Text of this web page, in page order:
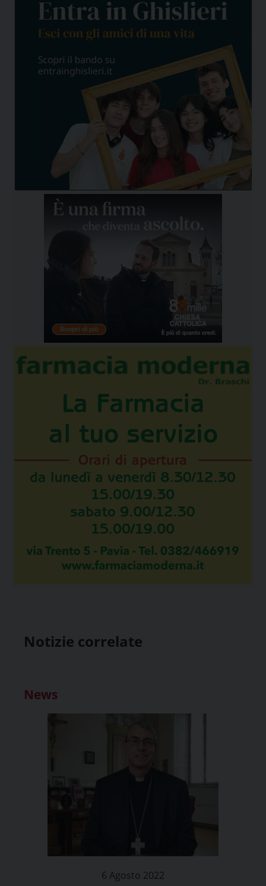
Notizie correlate
News
6 Agosto 2022